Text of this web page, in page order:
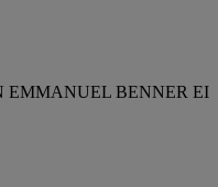
EMMANUEL BENNER EI